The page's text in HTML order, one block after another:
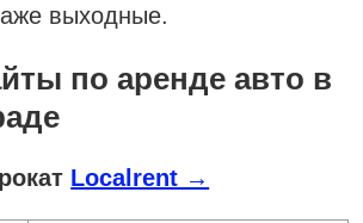
выходные.
по аренде авто в
Localrent →